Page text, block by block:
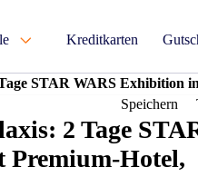
Kreditkarten
STAR WARS
Speichern
2 Tage
Hotel,